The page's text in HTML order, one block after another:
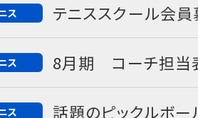
ス テニススクール会
ス 8月期 コーチ担当
ス 話題のピックルボー